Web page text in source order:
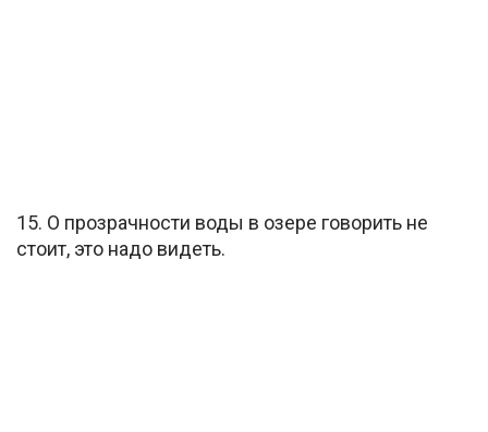
15. О прозрачности воды в озере говорить не
стоит, это надо видеть.